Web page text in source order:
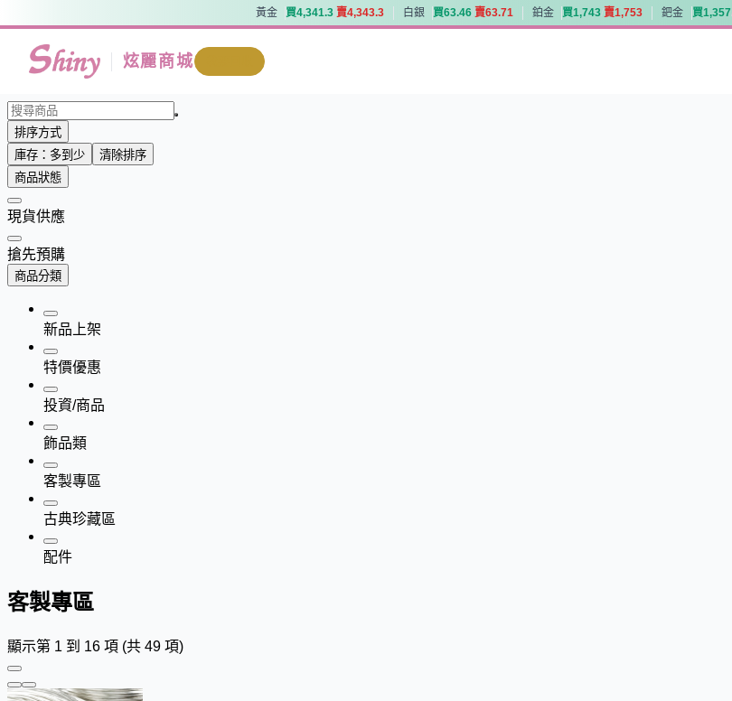
黃金 買4,341.3 賣4,343.3 白銀 買63.46 賣63.71 鉑金 買1,743 賣1,753 鈀金 買1,357
炫麗商城
排序方式
庫存：多到少
清除排序
商品狀態
現貨供應
搶先預購
商品分類
新品上架
特價優惠
投資/商品
飾品類
客製專區
古典珍藏區
配件
客製專區
顯示第 1 到 16 項 (共 49 項)